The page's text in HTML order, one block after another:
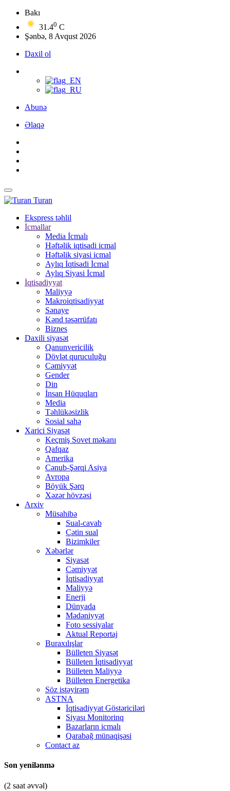
Bakı
31.40 C
Şənbə, 8 Avqust 2026
Daxil ol
Abunə
Əlaqə
Turan
Ekspress təhlil
İcmallar
Media İcmalı
Həftəlik iqtisadi icmal
Həftəlik siyasi icmal
Aylıq İqtisadi İcmal
Aylıq Siyasi İcmal
İqtisadiyyat
Maliyyə
Makroiqtisadiyyat
Sənaye
Kənd təsərrüfatı
Biznes
Daxili siyasət
Qanunvericilik
Dövlət quruculuğu
Cəmiyyət
Gender
Din
İnsan Hüquqları
Media
Təhlükəsizlik
Sosial sahə
Xarici Siyasət
Keçmiş Sovet məkanı
Qafqaz
Amerika
Cənub-Şərqi Asiya
Avropa
Böyük Şərq
Xəzər hövzəsi
Arxiv
Müsahibə
Sual-cavab
Çətin sual
Bizimkiler
Xəbərlər
Siyasət
Cəmiyyət
İqtisadiyyat
Maliyyə
Enerji
Dünyada
Mədəniyyət
Foto sessiyalar
Aktual Reportaj
Buraxılışlar
Bülleten Siyasət
Bülleten İqtisadiyyat
Bülleten Maliyyə
Bülleten Energetika
Söz istəyirəm
ASTNA
İqtisadiyyat Göstəriciləri
Siyası Monitorinq
Bazarların icmalı
Qarabağ münaqişəsi
Contact az
Son yenilənmə
(2 saat əvvəl)